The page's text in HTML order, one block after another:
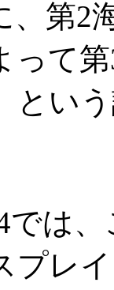
、第2
って
とい
では
プレ